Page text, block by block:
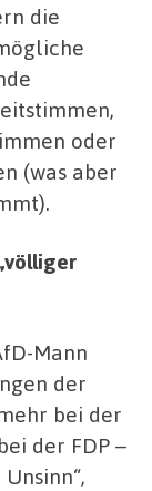
die
oder
(was aber
Mann
der
bei der
der FDP –